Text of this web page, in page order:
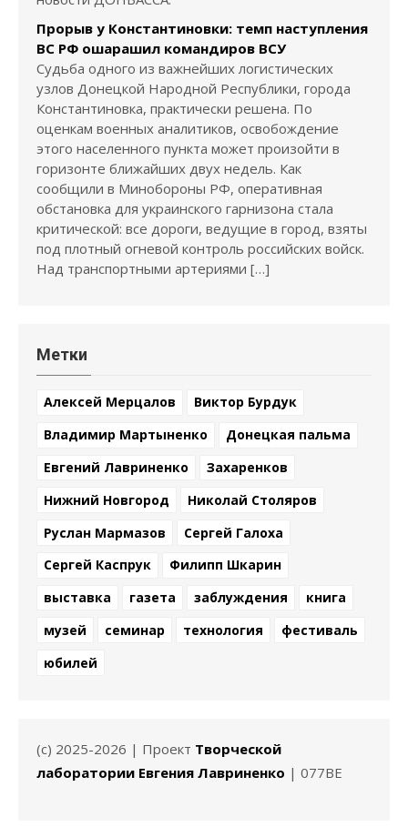
Прорыв у Константиновки: темп наступления
ВС РФ ошарашил командиров ВСУ
Судьба одного из важнейших логистических
узлов Донецкой Народной Республики, города
Константиновка, практически решена. По
оценкам военных аналитиков, освобождение
этого населенного пункта может произойти в
горизонте ближайших двух недель. Как
сообщили в Минобороны РФ, оперативная
обстановка для украинского гарнизона стала
критической: все дороги, ведущие в город, взяты
под плотный огневой контроль российских войск.
Над транспортными артериями […]
Метки
Алексей Мерцалов
Виктор Бурдук
Владимир Мартыненко
Донецкая пальма
Евгений Лавриненко
Захаренков
Нижний Новгород
Николай Столяров
Руслан Мармазов
Сергей Галоха
Сергей Каспрук
Филипп Шкарин
выставка
газета заблуждения
книга
музей
семинар технология
фестиваль
юбилей
(c) 2025-2026 | Проект Творческой
лаборатории Евгения Лавриненко | 077BE